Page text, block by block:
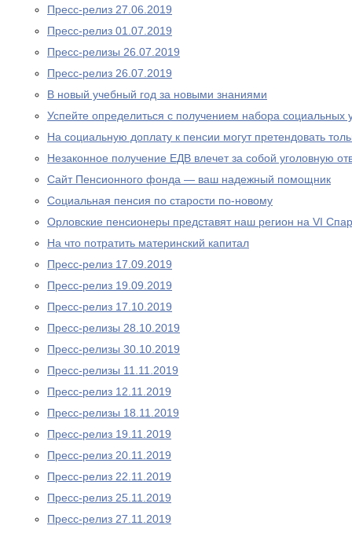
Пресс-релиз 27.06.2019
Пресс-релиз 01.07.2019
Пресс-релизы 26.07.2019
Пресс-релиз 26.07.2019
В новый учебный год за новыми знаниями
Успейте определиться с получением набора социальных
На социальную доплату к пенсии могут претендовать
Незаконное получение ЕДВ влечет за собой уголовную
Сайт Пенсионного фонда — ваш надежный помощник
Социальная пенсия по старости по-новому
Орловские пенсионеры представят наш регион на VI
На что потратить материнский капитал
Пресс-релиз 17.09.2019
Пресс-релиз 19.09.2019
Пресс-релиз 17.10.2019
Пресс-релизы 28.10.2019
Пресс-релизы 30.10.2019
Пресс-релизы 11.11.2019
Пресс-релиз 12.11.2019
Пресс-релизы 18.11.2019
Пресс-релиз 19.11.2019
Пресс-релиз 20.11.2019
Пресс-релиз 22.11.2019
Пресс-релиз 25.11.2019
Пресс-релиз 27.11.2019